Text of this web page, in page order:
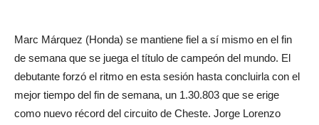
Marc Márquez (Honda) se mantiene fiel a sí mismo en el fin
de semana que se juega el título de campeón del mundo. El
debutante forzó el ritmo en esta sesión hasta concluirla con el
mejor tiempo del fin de semana, un 1.30.803 que se erige
como nuevo récord del circuito de Cheste. Jorge Lorenzo